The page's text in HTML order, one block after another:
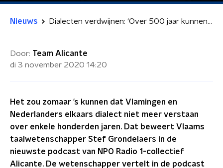
Nieuws Dialecten verdwijnen: ‘Over 500 jaar kunnen Belgen en Nederlanders elkaar niet meer verstaan’
Door: Team Alicante
di 3 november 2020 14:20
Het zou zomaar ’s kunnen dat Vlamingen en
Nederlanders elkaars dialect niet meer verstaan
over enkele honderden jaren. Dat beweert Vlaams
taalwetenschapper Stef Grondelaers in de
nieuwste podcast van NPO Radio 1-collectief
Alicante. De wetenschapper vertelt in de podcast